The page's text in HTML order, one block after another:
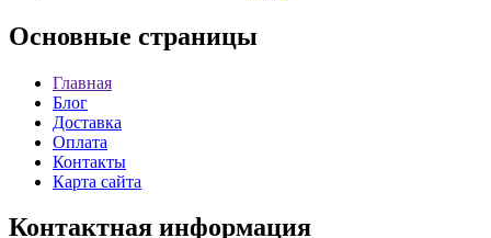
Основные страницы
Главная
Блог
Доставка
Оплата
Контакты
Карта сайта
Контактная информация